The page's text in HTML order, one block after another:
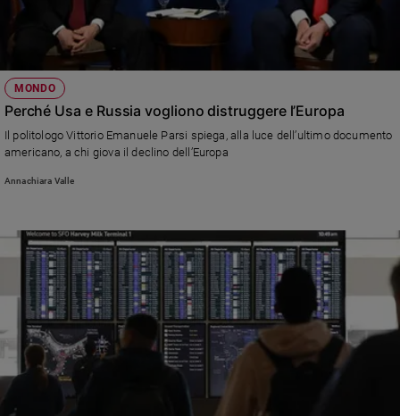
MONDO
Perché Usa e Russia vogliono distruggere l’Europa
Il politologo Vittorio Emanuele Parsi spiega, alla luce dell’ultimo documento
americano, a chi giova il declino dell’Europa
Annachiara Valle